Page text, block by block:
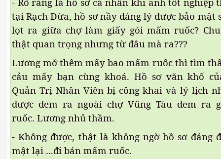
tại Rạch Dừa, hồ sơ nầy đáng lý được bảo mật
lọt ra giữa chợ làm giấy gói mấm ruốc?
thật quan trọng nhưng từ đâu mà ra???
Lương mở thêm mấy bao mấm ruốc thì tìm
cảu mấy bạn cùng khoá. Hồ sơ văn khố
Quản Trị Nhân Viên bị công khai và lý lịch
được đem ra ngoài chợ Vũng Tàu đem ra
ruốc. Lương nhủ thầm.
- Không được, thật là không ngờ hồ sơ đáng
mật lại ...đi bán mấm ruốc.
20
22